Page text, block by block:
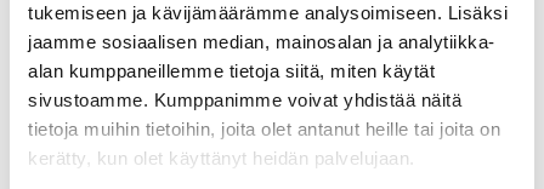
tukemiseen ja kävijämäärämme analysoimiseen. Lisäksi
jaamme sosiaalisen median, mainosalan ja analytiikka-
alan kumppaneillemme tietoja siitä, miten käytät
sivustoamme. Kumppanimme voivat yhdistää näitä
tietoja muihin tietoihin, joita olet antanut heille tai joita on
kerätty, kun olet käyttänyt heidän palvelujaan.
Aurinkopolun opastaulujen sijainnit kartalla.
Aurinkopolku in English
Aurinkopolku på svenska